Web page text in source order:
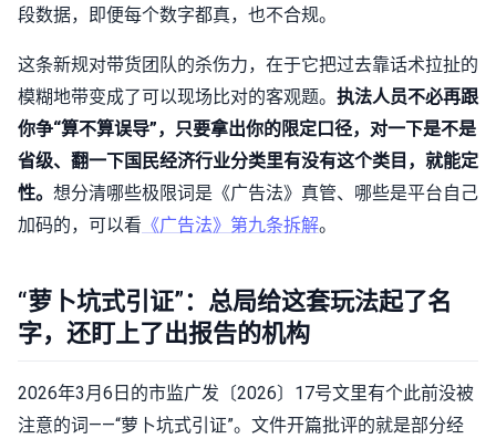
段数据，即便每个数字都真，也不合规。
这条新规对带货团队的杀伤力，在于它把过去靠话术拉扯的
模糊地带变成了可以现场比对的客观题。 执法人员不必再跟
你争“算不算误导”，只要拿出你的限定口径，对一下是不是
省级、翻一下国民经济行业分类里有没有这个类目，就能定
性。 想分清哪些极限词是《广告法》真管、哪些是平台自己
加码的，可以看 《广告法》第九条拆解。
“萝卜坑式引证”：总局给这套玩法起了名
字，还盯上了出报告的机构
2026年3月6日的市监广发〔2026〕17号文里有个此前没被
注意的词——“萝卜坑式引证”。文件开篇批评的就是部分经